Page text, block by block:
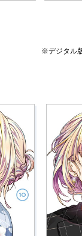
※デジタル